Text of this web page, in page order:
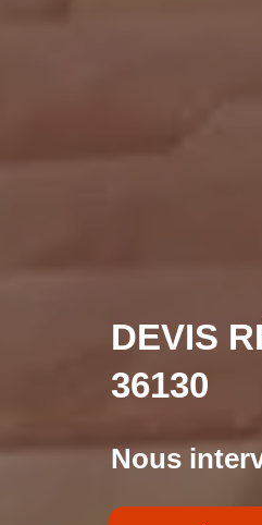
DEVIS
36130
Nous